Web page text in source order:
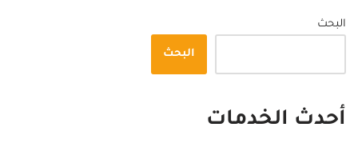
البحث
البحث
أحدث الخدمات